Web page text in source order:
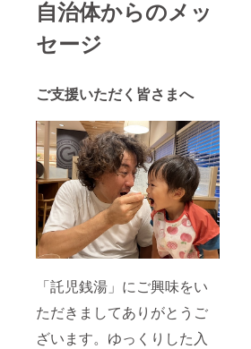
自治体からのメッ
セージ
ご支援いただく皆さまへ
「託児銭湯」にご興味をい
ただきましてありがとうご
ざいます。ゆっくりした入